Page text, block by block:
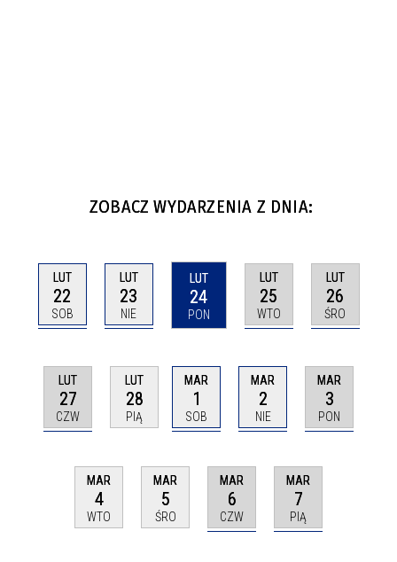
ZOBACZ WYDARZENIA Z DNIA:
LUT
22
SOB
LUT
23
NIE
LUT
24
PON
LUT
25
WTO
LUT
26
ŚRO
LUT
27
CZW
LUT
28
PIĄ
MAR
1
SOB
MAR
2
NIE
MAR
3
PON
MAR
4
WTO
MAR
5
ŚRO
MAR
6
CZW
MAR
7
PIĄ